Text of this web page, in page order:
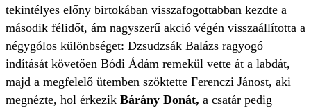
tekintélyes előny birtokában visszafogottabban kezdte a
második félidőt, ám nagyszerű akció végén visszaállította a
négygólos különbséget: Dzsudzsák Balázs ragyogó
indítását követően Bódi Ádám remekül vette át a labdát,
majd a megfelelő ütemben szöktette Ferenczi Jánost, aki
megnézte, hol érkezik Bárány Donát, a csatár pedig